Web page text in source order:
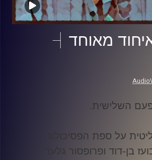
מאוחד
השלישית.
על ספת הפסיכולוג,
בן-דוד ופרופסור גלעד